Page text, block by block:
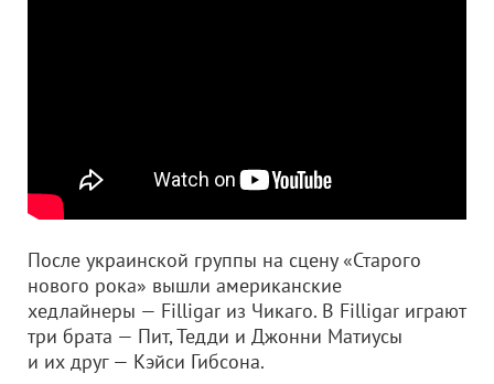
После украинской группы на сцену «Старого
нового рока» вышли американские
хедлайнеры — Filligar из Чикаго. В Filligar играют
три брата — Пит, Тедди и Джонни Матиусы
и их друг — Кэйси Гибсона.